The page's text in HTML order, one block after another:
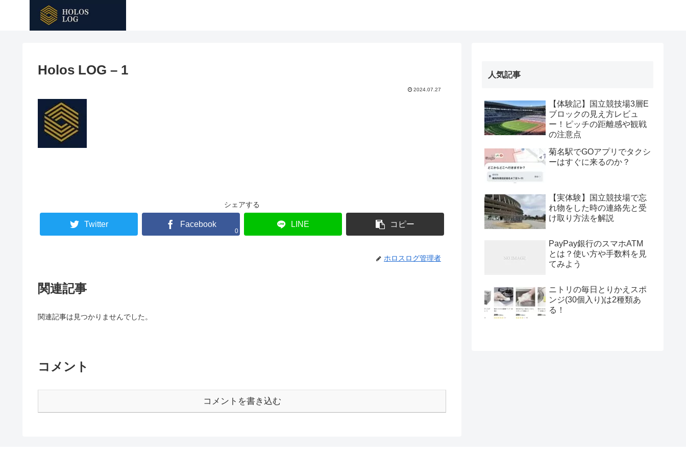
Holos LOG – 1
2024.07.27
シェアする
Twitter Facebook
0
LINE コピー
ホロスログ管理者
関連記事
関連記事は見つかりませんでした。
コメント
コメントを書き込む
人気記事
【体験記】国立競技場3層E
ブロックの見え方レビュ
ー！ピッチの距離感や観戦
の注意点
菊名駅でGOアプリでタクシ
ーはすぐに来るのか？
【実体験】国立競技場で忘
れ物をした時の連絡先と受
け取り方法を解説
PayPay銀行のスマホATM
とは？使い方や手数料を見
てみよう
ニトリの毎日とりかえスポ
ンジ(30個入り)は2種類あ
る！